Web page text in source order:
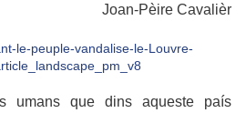
Joan-Pèire Cavalièr
umans que dins aqueste país